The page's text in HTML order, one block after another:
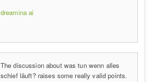
dreamina ai
The discussion about was tun wenn alles
schief läuft? raises some really valid points.